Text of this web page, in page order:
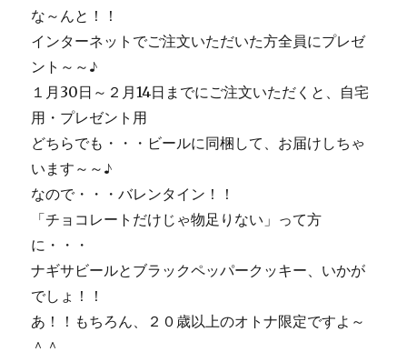
な～んと！！
インターネットでご注文いただいた方全員にプレゼ
ント～～♪
１月30日～２月14日までにご注文いただくと、自宅
用・プレゼント用
どちらでも・・・ビールに同梱して、お届けしちゃ
います～～♪
なので・・・バレンタイン！！
「チョコレートだけじゃ物足りない」って方
に・・・
ナギサビールとブラックペッパークッキー、いかが
でしょ！！
あ！！もちろん、２０歳以上のオトナ限定ですよ～
＾＾